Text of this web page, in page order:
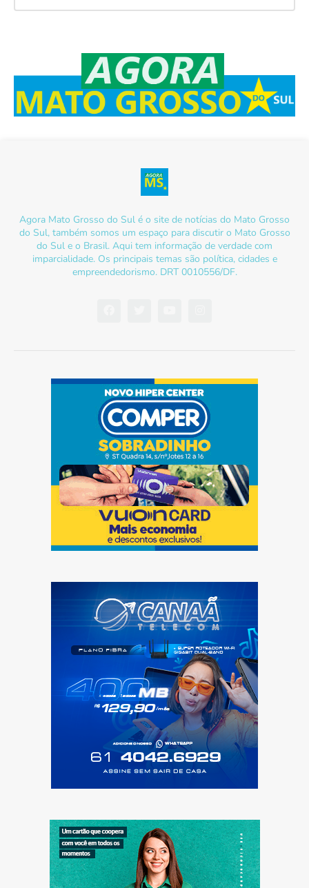
Agora Mato Grosso do Sul é o site de notícias do Mato Grosso
do Sul, também somos um espaço para discutir o Mato Grosso
do Sul e o Brasil. Aqui tem informação de verdade com
imparcialidade. Os principais temas são política, cidades e
empreendedorismo. DRT 0010556/DF.